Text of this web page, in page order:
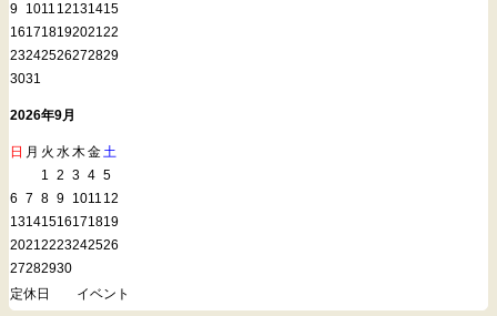
9 1011 12131415
16171819202122
23242526272829
3031
2026年9月
日 月 火 水木金土
1 2 3 4 5
6 7 8 9 1011 12
13141516171819
20212223242526
27282930
定休日
イベント